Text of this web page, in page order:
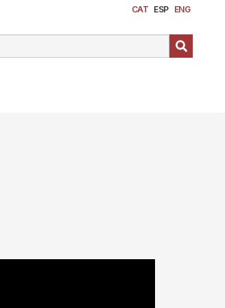
CAT ESP ENG